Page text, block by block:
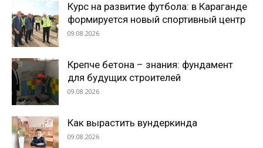
Курс на развитие футбола: в Караганде
формируется новый спортивный центр
09.08.2026
Крепче бетона – знания: фундамент
для будущих строителей
09.08.2026
Как вырастить вундеркинда
09.08.2026